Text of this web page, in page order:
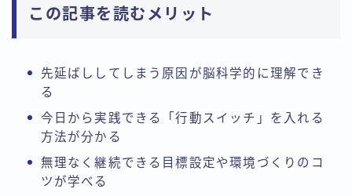
この記事を読むメリット
先延ばししてしまう原因が脳科学的に理解でき
る
今日から実践できる「行動スイッチ」を入れる
方法が分かる
無理なく継続できる目標設定や環境づくりのコ
ツが学べる